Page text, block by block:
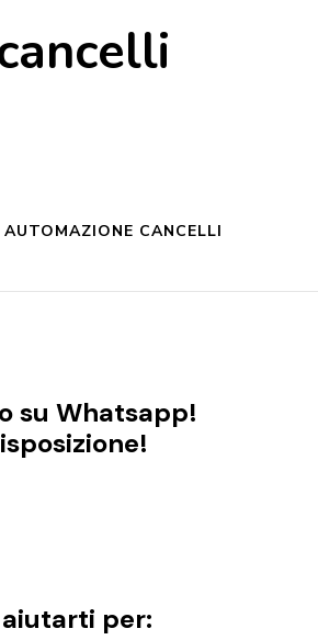
AUTOMAZIONE CANCELLI
su Whatsapp!
aiutarti per: